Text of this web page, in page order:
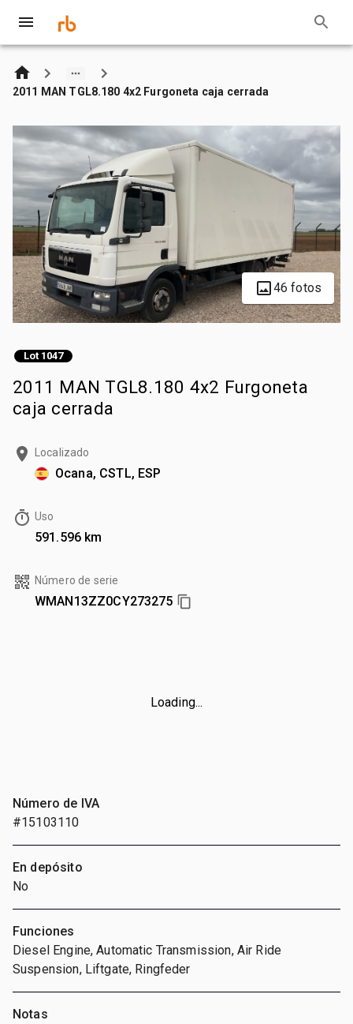
2011 MAN TGL8.180 4x2 Furgoneta caja cerrada
46 fotos
Lot 1047
2011 MAN TGL8.180 4x2 Furgoneta
caja cerrada
Localizado
Ocana, CSTL, ESP
Uso
591.596 km
Número de serie
WMAN13ZZ0CY273275
Loading...
Número de IVA
#15103110
En depósito
No
Funciones
Diesel Engine, Automatic Transmission, Air Ride
Suspension, Liftgate, Ringfeder
Notas